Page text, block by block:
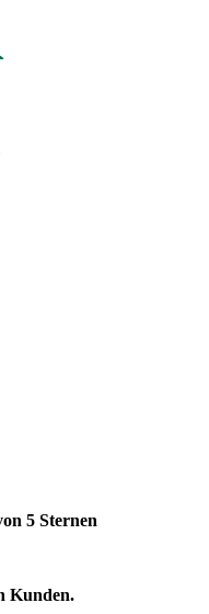
5 Sternen
Kunden.